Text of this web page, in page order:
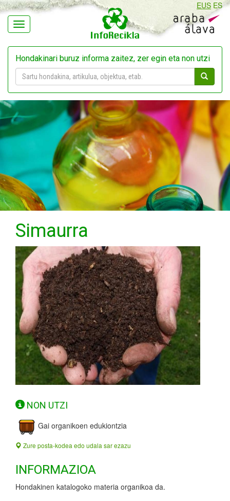
Navegación
EUS ES
Hondakinari buruz informa zaitez, zer egin eta non utzi
Simaurra
NON UTZI
Gai organikoen edukiontzia
Zure posta-kodea edo udala sar ezazu
INFORMAZIOA
Hondakinen katalogoko materia organikoa da.